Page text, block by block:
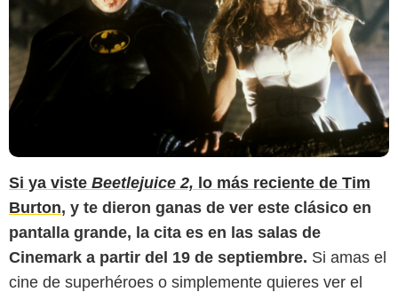
Si ya viste Beetlejuice 2, lo más reciente de Tim
Burton, y te dieron ganas de ver este clásico en
pantalla grande, la cita es en las salas de
Cinemark a partir del 19 de septiembre. Si amas el
cine de superhéroes o simplemente quieres ver el